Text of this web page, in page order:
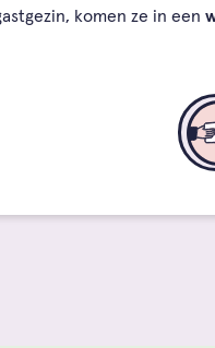
komen ze in een